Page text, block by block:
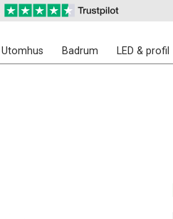
Utomhus Badrum LED & profil